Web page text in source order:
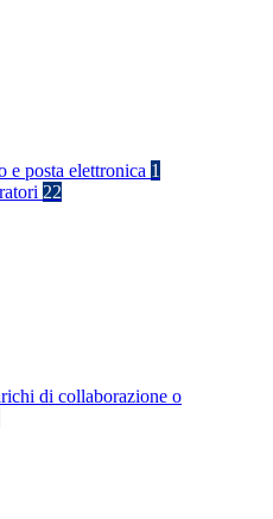
e posta elettronica 1
22
di collaborazione o